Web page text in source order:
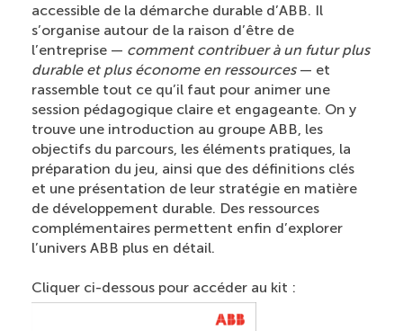
accessible de la démarche durable d’ABB. Il
s’organise autour de la raison d’être de
l’entreprise — comment contribuer à un futur plus
durable et plus économe en ressources— et
rassemble tout ce qu’il faut pour animer une
session pédagogique claire et engageante. On y
trouve une introduction au groupe ABB, les
objectifs du parcours, les éléments pratiques, la
préparation du jeu, ainsi que des définitions clés
et une présentation de leur stratégie en matière
de développement durable. Des ressources
complémentaires permettent enfin d’explorer
l’univers ABB plus en détail.
Cliquer ci-dessous pour accéder au kit :